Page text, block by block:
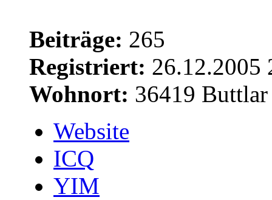
Beiträge: 265
Registriert: 26.12.2005
Wohnort: 36419 Buttlar
Website
ICQ
YIM